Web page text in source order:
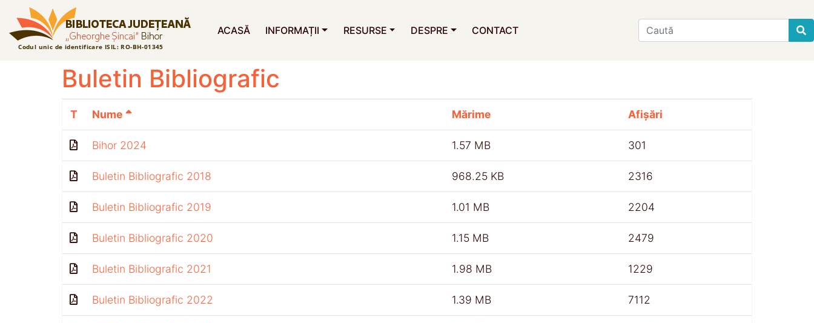
ACASĂ INFORMAȚII RESURSE DESPRE CONTACT
Find
Buletin Bibliografic
T Nume Mărime Afișări
Bihor 2024 1.57 MB 301
Buletin Bibliografic 2018 968.25 KB 2316
Buletin Bibliografic 2019 1.01 MB 2204
Buletin Bibliografic 2020 1.15 MB 2479
Buletin Bibliografic 2021 1.98 MB 1229
Buletin Bibliografic 2022 1.39 MB 7112